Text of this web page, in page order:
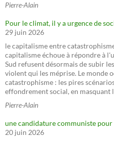
Pierre-Alain
Pour le climat, il y a urgence de
29 juin 2026
le capitalisme entre
capitalisme échoue à répondre à
Sud refusent désormais de subir
violent qui les méprise. Le monde
catastrophisme : les pires
effondrement social, en masquant
Pierre-Alain
une candidature communiste
20 juin 2026